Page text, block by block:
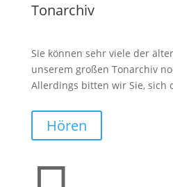
Tonarchiv
Sie können sehr viele der
unserem großen Tonarchiv
Allerdings bitten wir Sie, sich
Hören